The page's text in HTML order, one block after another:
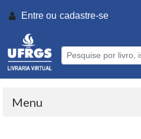
Entre ou cadastre-se.
Menu